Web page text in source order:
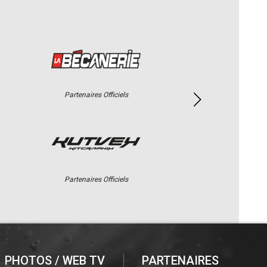
Partenaires Officiels
Partenaires Officiels
PHOTOS / WEB TV PARTENAIRES